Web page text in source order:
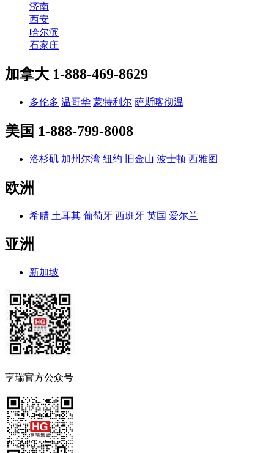
济南
西安
哈尔滨
石家庄
加拿大 1-888-469-8629
多伦多 温哥华 蒙特利尔 萨斯喀彻温
美国 1-888-799-8008
洛杉矶 加州尔湾 纽约 旧金山 波士顿 西雅图
欧洲
希腊 土耳其 葡萄牙 西班牙 英国 爱尔兰
亚洲
新加坡
亨瑞官方公众号